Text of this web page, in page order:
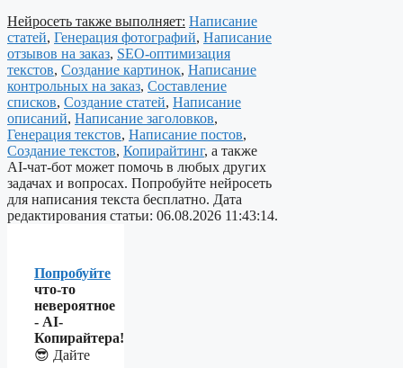
Нейросеть также выполняет: Написание
статей, Генерация фотографий, Написание
отзывов на заказ, SEO-оптимизация
текстов, Создание картинок, Написание
контрольных на заказ, Составление
списков, Создание статей, Написание
описаний, Написание заголовков,
Генерация текстов, Написание постов,
Создание текстов, Копирайтинг, а также
AI-чат-бот может помочь в любых других
задачах и вопросах. Попробуйте нейросеть
для написания текста бесплатно. Дата
редактирования статьи: 06.08.2026 11:43:14.
Попробуйте
что-то
невероятное
- AI-
Копирайтера!
😎 Дайте